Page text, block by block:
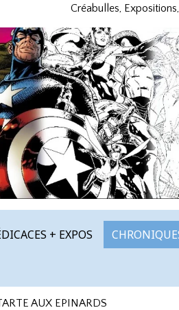
Créabulles,
+ EXPOS
AUX EPINARDS